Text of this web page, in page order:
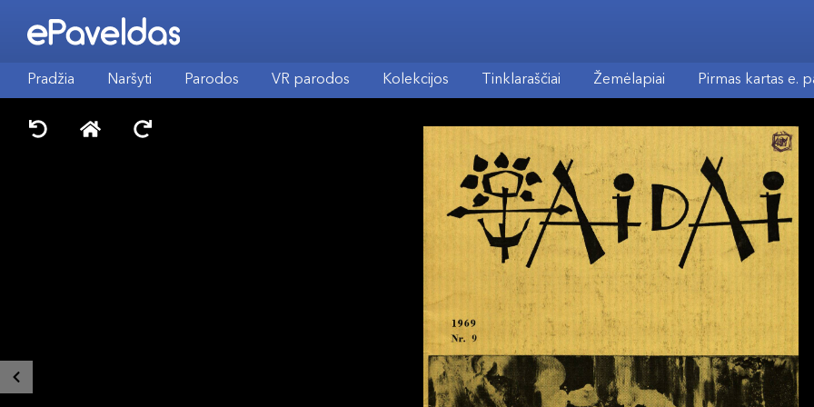
Pradžia Naršyti Parodos VR parodos Kolekcijos Tinklaraščiai Žemėlapiai Pirmas kartas e.